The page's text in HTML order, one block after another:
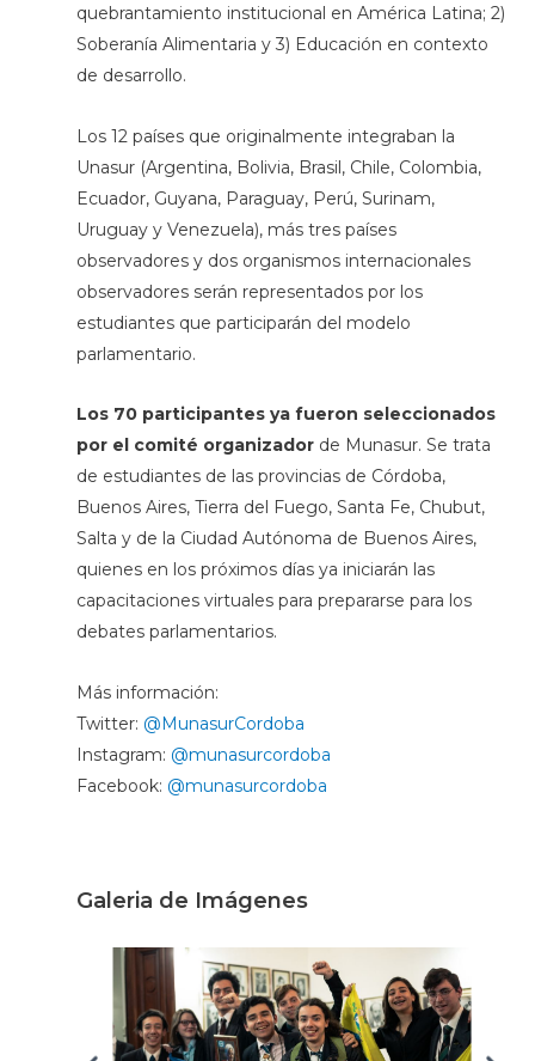
quebrantamiento institucional en América Latina; 2)
Soberanía Alimentaria y 3) Educación en contexto
de desarrollo.
Los 12 países que originalmente integraban la
Unasur (Argentina, Bolivia, Brasil, Chile, Colombia,
Ecuador, Guyana, Paraguay, Perú, Surinam,
Uruguay y Venezuela), más tres países
observadores y dos organismos internacionales
observadores serán representados por los
estudiantes que participarán del modelo
parlamentario.
Los 70 participantes ya fueron seleccionados
por el comité organizador de Munasur. Se trata
de estudiantes de las provincias de Córdoba,
Buenos Aires, Tierra del Fuego, Santa Fe, Chubut,
Salta y de la Ciudad Autónoma de Buenos Aires,
quienes en los próximos días ya iniciarán las
capacitaciones virtuales para prepararse para los
debates parlamentarios.
Más información:
Twitter: @MunasurCordoba
Instagram: @munasurcordoba
Facebook: @munasurcordoba
Galeria de Imágenes